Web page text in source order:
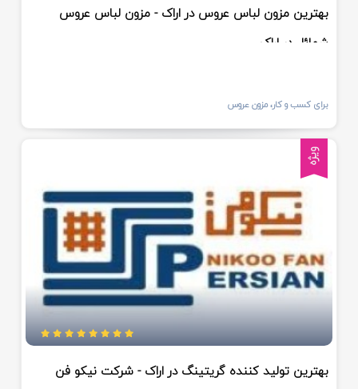
بهترین مزون لباس عروس در اراک - مزون لباس عروس
شمائل در اراک
برای کسب و کار، مزون عروس
ویژه
بهترین تولید کننده گریتینگ در اراک - شرکت نیکو فن